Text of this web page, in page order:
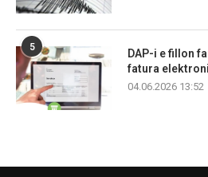
5
DAP-i e fillon
fatura
04.06.2026 13:52